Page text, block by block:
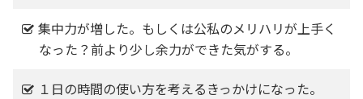
集中力が増した。もしくは公私のメリハリが上手く
なった？前より少し余力ができた気がする。
１日の時間の使い方を考えるきっかけになった。